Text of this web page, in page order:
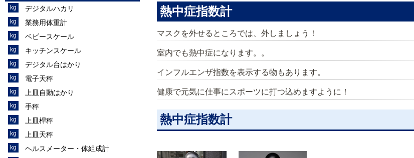
熱中症指数計
マスクを外せるところでは、外しましょう！
室内でも熱中症になります。。
インフルエンザ指数を表示する物もあります。
健康で元気に仕事にスポーツに打つ込めますように！
熱中症指数計
デジタルハカリ
業務用体重計
ベビースケール
キッチンスケール
デジタル台はかり
電子天秤
上皿自動はかり
手秤
上皿桿秤
上皿天秤
ヘルスメーター・体組成計